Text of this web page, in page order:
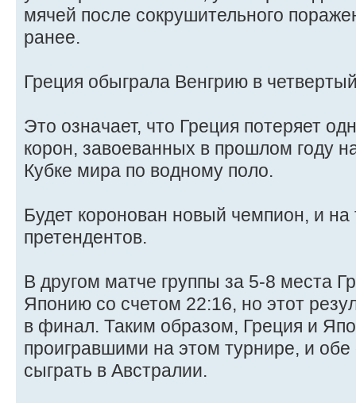
мячей после сокрушительного
ранее.
Греция обыграла Венгрию в
Это означает, что Греция потеряет
корон, завоеванных в прошлом году
Кубке мира по водному поло.
Будет коронован новый чемпион, и на
претендентов.
В другом матче группы за 5-8 места
Японию со счетом 22:16, но этот
в финал. Таким образом, Греция и
проигравшими на этом турнире, и
сыграть в Австралии.